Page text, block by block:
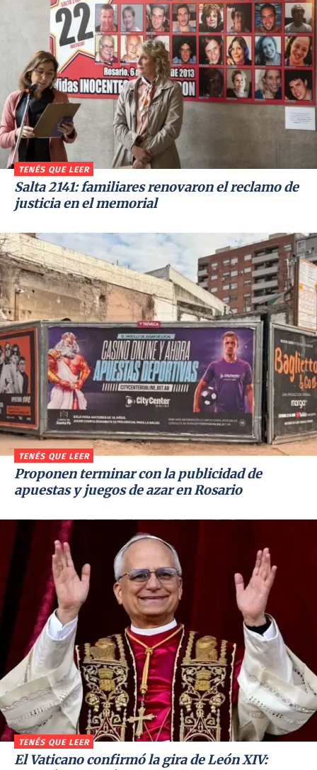
TENÉS QUE LEER
Salta 2141: familiares renovaron el reclamo de
justicia en el memorial
TENÉS QUE LEER
Proponen terminar con la publicidad de
apuestas y juegos de azar en Rosario
TENÉS QUE LEER
El Vaticano confirmó la gira de León XIV: